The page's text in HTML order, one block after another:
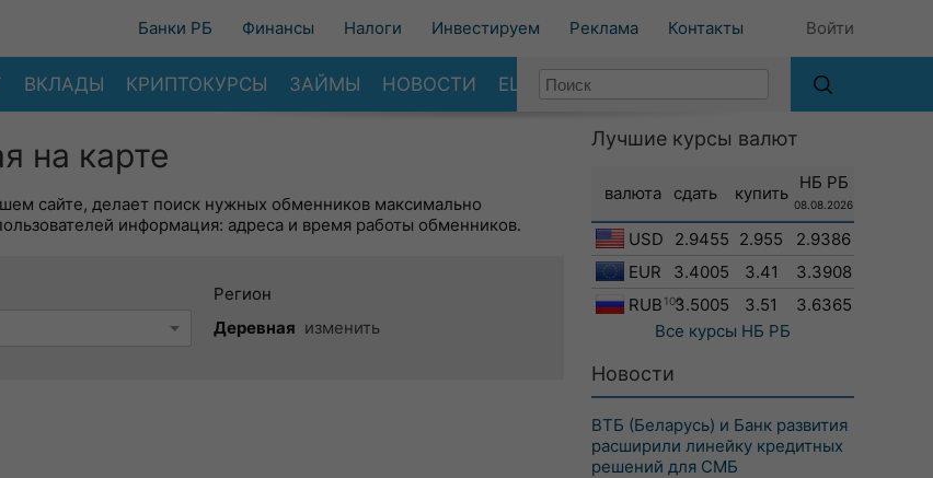
Банки РБ Финансы Налоги Инвестируем Реклама Контакты Войти
ВКЛАДЫ КРИПТОКУРСЫ ЗАЙМЫ НОВОСТИ ЕЩЕ
на карте
сайте, делает поиск нужных обменников максимально
информация: адреса и время работы обменников.
Регион
Деревная изменить
Лучшие курсы валют
валюта сдать купить
НБ РБ
08.08.2026
USD 2.9455 2.955
2.9386
EUR
3.4005 3.41
3.3908
RUB 1003.5005 3.51
3.6365
Все курсы НБ РБ
Новости
ВТБ (Беларусь) и Банк развития
расширили линейку кредитных
решений для СМБ